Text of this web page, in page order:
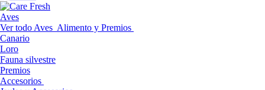
Aves
Ver todo Aves Alimento y Premios
Canario
Loro
Fauna silvestre
Premios
Accesorios